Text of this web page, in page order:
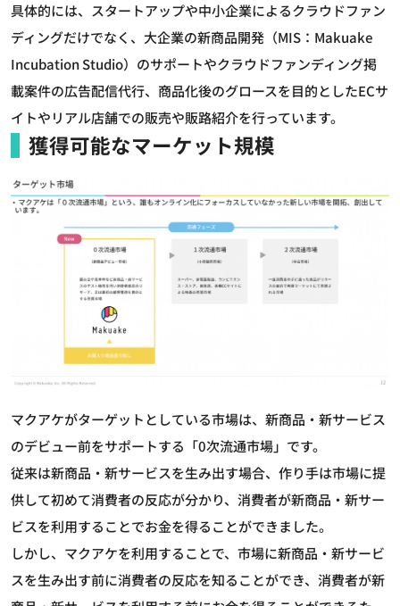
具体的には、スタートアップや中小企業によるクラウドファン
ディングだけでなく、大企業の新商品開発（MIS：Makuake
Incubation Studio）のサポートやクラウドファンディング掲
載案件の広告配信代行、商品化後のグロースを目的としたECサ
イトやリアル店舗での販売や販路紹介を行っています。
獲得可能なマーケット規模
マクアケがターゲットとしている市場は、新商品・新サービス
のデビュー前をサポートする「0次流通市場」です。
従来は新商品・新サービスを生み出す場合、作り手は市場に提
供して初めて消費者の反応が分かり、消費者が新商品・新サー
ビスを利用することでお金を得ることができました。
しかし、マクアケを利用することで、市場に新商品・新サービ
スを生み出す前に消費者の反応を知ることができ、消費者が新